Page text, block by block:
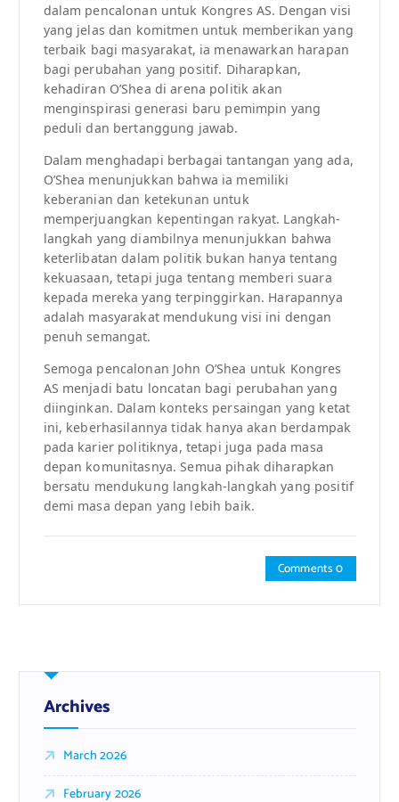
dalam pencalonan untuk Kongres AS. Dengan visi
yang jelas dan komitmen untuk memberikan yang
terbaik bagi masyarakat, ia menawarkan harapan
bagi perubahan yang positif. Diharapkan,
kehadiran O’Shea di arena politik akan
menginspirasi generasi baru pemimpin yang
peduli dan bertanggung jawab.
Dalam menghadapi berbagai tantangan yang ada,
O’Shea menunjukkan bahwa ia memiliki
keberanian dan ketekunan untuk
memperjuangkan kepentingan rakyat. Langkah-
langkah yang diambilnya menunjukkan bahwa
keterlibatan dalam politik bukan hanya tentang
kekuasaan, tetapi juga tentang memberi suara
kepada mereka yang terpinggirkan. Harapannya
adalah masyarakat mendukung visi ini dengan
penuh semangat.
Semoga pencalonan John O’Shea untuk Kongres
AS menjadi batu loncatan bagi perubahan yang
diinginkan. Dalam konteks persaingan yang ketat
ini, keberhasilannya tidak hanya akan berdampak
pada karier politiknya, tetapi juga pada masa
depan komunitasnya. Semua pihak diharapkan
bersatu mendukung langkah-langkah yang positif
demi masa depan yang lebih baik.
Comments 0
Archives
March 2026
February 2026